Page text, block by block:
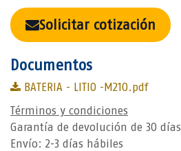
Solicitar cotización
Documentos
BATERIA - LITIO -M210.pdf
Términos y condiciones
Garantía de devolución de 30 días
Envío: 2-3 días hábiles